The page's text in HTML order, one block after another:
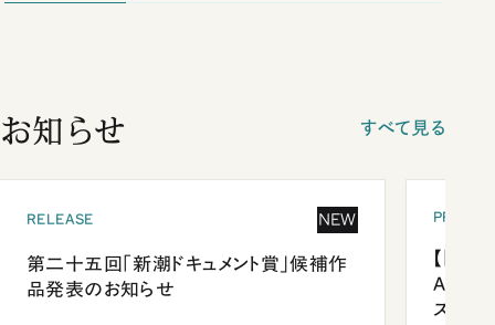
お知らせ すべて見る
RELEASE NEW
第二十五回「新潮ドキュメント賞」候補作
品発表のお知らせ
【「新
ズプレ